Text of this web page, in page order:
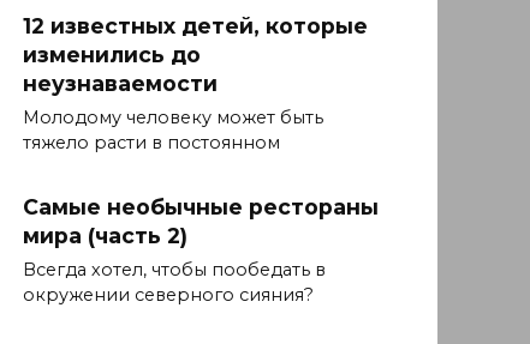
12 известных детей, которые
изменились до
неузнаваемости
Молодому человеку может быть
тяжело расти в постоянном
Самые необычные рестораны
мира (часть 2)
Всегда хотел, чтобы пообедать в
окружении северного сияния?